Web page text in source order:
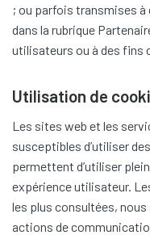
; ou parfois transmises
dans la rubrique
utilisateurs ou à des fins
Utilisation de
Les sites web et les
susceptibles d’utiliser
permettent d’utiliser
expérience utilisateur.
les plus consultées, nous
actions de